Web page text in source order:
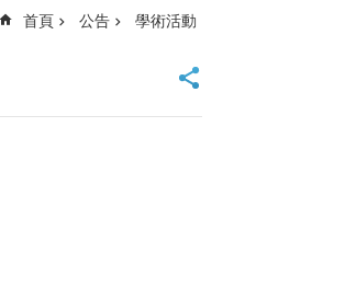
首頁 公告 學術活動